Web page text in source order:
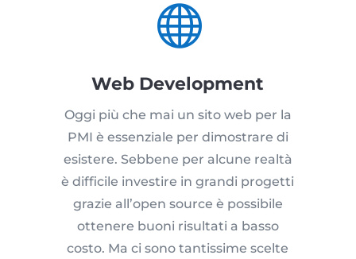

Web Development
Oggi più che mai un sito web per la
PMI è essenziale per dimostrare di
esistere. Sebbene per alcune realtà
è difficile investire in grandi progetti
grazie all’open source è possibile
ottenere buoni risultati a basso
costo. Ma ci sono tantissime scelte